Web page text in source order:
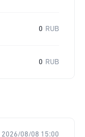
0 RUB
0 RUB
2026/08/08 15:00